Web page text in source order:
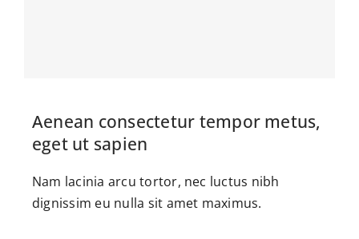
Contact
Aenean consectetur tempor metus,
eget ut sapien
Nam lacinia arcu tortor, nec luctus nibh
dignissim eu nulla sit amet maximus.